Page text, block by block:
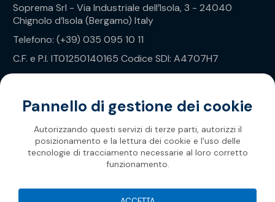
Soprema Srl - Via Industriale dell’Isola, 3 - 24040
Chignolo d’Isola (Bergamo) Italy
Telefono: (+39) 035 095 10 11
C.F. e P.I. IT01250140165 Codice SDI: A4707H7
Privacy Policy
Soprema 2026
Pannello di gestione dei cookie
Autorizzando questi servizi di terze parti, autorizzi il
posizionamento e la lettura dei cookie e l'uso delle
tecnologie di tracciamento necessarie al loro corretto
funzionamento.